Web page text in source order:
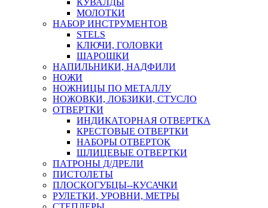
КУВАЛДЫ
МОЛОТКИ
НАБОР ИНСТРУМЕНТОВ
STELS
КЛЮЧИ, ГОЛОВКИ
ШАРОШКИ
НАПИЛЬНИКИ, НАДФИЛИ
НОЖИ
НОЖНИЦЫ ПО МЕТАЛЛУ
НОЖОВКИ, ЛОБЗИКИ, СТУСЛО
ОТВЕРТКИ
ИНДИКАТОРНАЯ ОТВЕРТКА
КРЕСТОВЫЕ ОТВЕРТКИ
НАБОРЫ ОТВЕРТОК
ШЛИЦЕВЫЕ ОТВЕРТКИ
ПАТРОНЫ Д/ДРЕЛИ
ПИСТОЛЕТЫ
ПЛОСКОГУБЦЫ--КУСАЧКИ
РУЛЕТКИ, УРОВНИ, МЕТРЫ